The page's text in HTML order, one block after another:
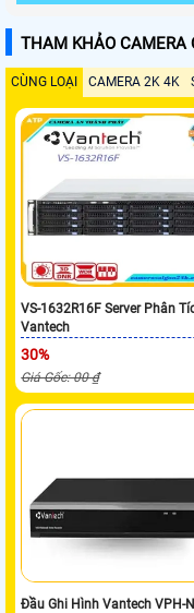
THAM KHẢO CAMERA
CÙNG LOẠI CAMERA 2K 4K
VS-1632R16F Server Phân
Vantech
30%
Giá Gốc: 00 ₫
Đầu Ghi Hình Vantech VPH-